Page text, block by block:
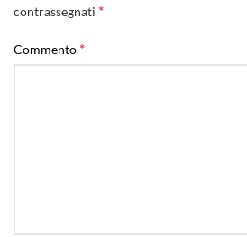
contrassegnati *
Commento *